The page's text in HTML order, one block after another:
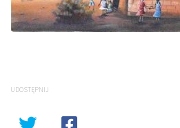
UDOSTĘPNIJ